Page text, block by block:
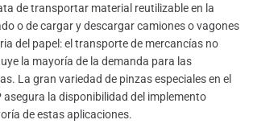
de transportar material reutilizable en la
o de cargar y descargar camiones o vagones
del papel: el transporte de mercancías no
la mayoría de la demanda para las
La gran variedad de pinzas especiales en el
asegura la disponibilidad del implemento
de estas aplicaciones.